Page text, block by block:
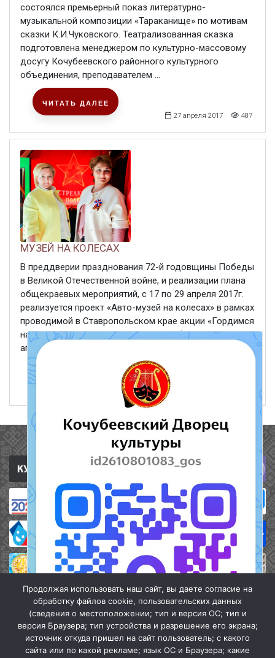
состоялся премьерный показ литературно-
музыкальной композиции «Тараканище» по мотивам
сказки К.И.Чуковского. Театрализованная сказка
подготовлена менеджером по культурно-массовому
досугу Кочубеевского районного культурного
объединения, преподавателем ...
27 апреля 2017 487
ЧИТАТЬ ДАЛЕЕ
МУЗЕЙ НА КОЛЕСАХ
В преддверии празднования 72-й годовщины Победы
в Великой Отечественной войне, и реализации плана
общекраевых мероприятий, с 17 по 29 апреля 2017г.
реализуется проект «Авто-музей на колесах» в рамках
проводимой в Ставропольском крае акции «Гордимся
нашей историей! Гордимся нашей победой!» 27
апреля ...
Полезные ссылки
Продолжая использовать наш сайт, вы даете согласие на
обработку файлов cookie, пользовательских данных
(сведения о местоположении; тип и версия ОС; тип и
версия Браузера; тип устройства и разрешение его экрана;
источник откуда пришел на сайт пользователь; с какого
сайта или по какой рекламе; язык ОС и Браузера; какие